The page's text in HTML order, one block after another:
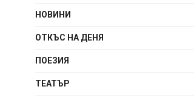
НОВИНИ
ОТКЪС НА ДЕНЯ
ПОЕЗИЯ
ТЕАТЪР